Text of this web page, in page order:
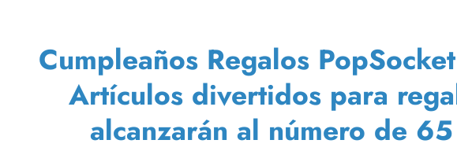
Cumpleaños Regalos
Artículos divertidos para
alcanzarán al número de